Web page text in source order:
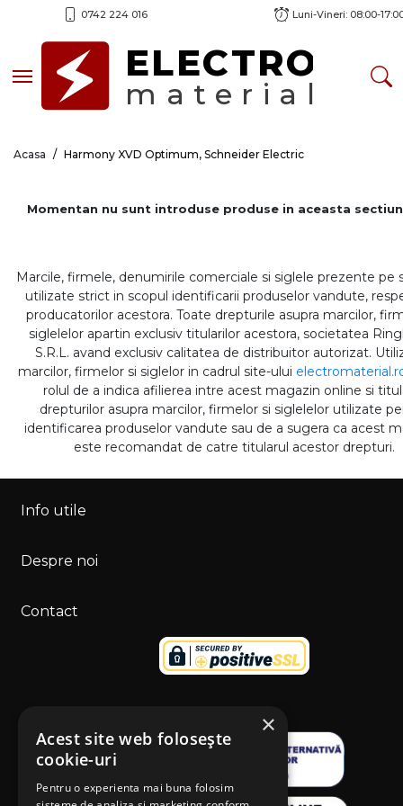
0742 224 016 Luni-Vineri: 08:00-
Toggle navigationELECTRO
material
Acasa Harmony XVD Optimum, Schneider Electric
Momentan nu sunt introduse produse in aceasta
Marcile, firmele, denumirile comerciale si siglele prezente pe
utilizate strict in scopul identificarii produselor vandute,
producatorilor acestora. Toate drepturile asupra marcilor,
siglelelor apartin exclusiv titularilor acestora, societatea
S.R.L. avand exclusiv calitatea de distribuitor autorizat.
marcilor, firmelor si siglelor in cadrul site-ului
rolul de a indica afilierea intre acest magazin online si
drepturilor asupra marcilor, firmelor si siglelelor utilizate
identificarea produselor vandute sau de a sugera ca acest
este recomandat de catre titularul acestor drepturi.
Info utile
Despre noi
Contact
×
Acest site web folosește
cookie-uri
Pentru o experienta mai buna folosim